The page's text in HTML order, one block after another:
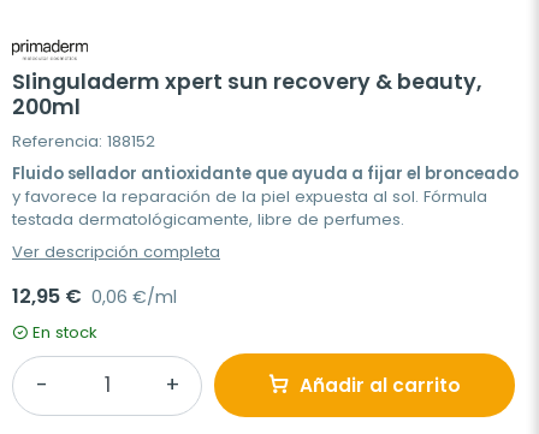
SIinguladerm xpert sun recovery & beauty,
200ml
Referencia: 188152
Fluido sellador antioxidante que ayuda a fijar el bronceado
y favorece la reparación de la piel expuesta al sol. Fórmula
testada dermatológicamente, libre de perfumes.
Ver descripción completa
12,95 € 0,06 €/ml
En stock
Añadir al carrito